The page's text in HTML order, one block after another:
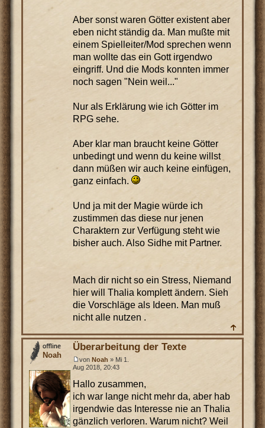
Aber sonst waren Götter existent aber
eben nicht ständig da. Man mußte mit
einem Spielleiter/Mod sprechen wenn
man wollte das ein Gott irgendwo
eingriff. Und die Mods konnten immer
noch sagen "Nein weil..."
Nur als Erklärung wie ich Götter im
RPG sehe.
Aber klar man braucht keine Götter
unbedingt und wenn du keine willst
dann müßen wir auch keine einfügen,
ganz einfach.
Und ja mit der Magie würde ich
zustimmen das diese nur jenen
Charaktern zur Verfügung steht wie
bisher auch. Also Sidhe mit Partner.
Mach dir nicht so ein Stress, Niemand
hier will Thalia komplett ändern. Sieh
die Vorschläge als Ideen. Man muß
nicht alle nutzen .
Überarbeitung der Texte
von Noah » Mi 1.
Aug 2018, 20:43
Hallo zusammen,
ich war lange nicht mehr da, aber hab
irgendwie das Interesse nie an Thalia
gänzlich verloren. Warum nicht? Weil
Noah